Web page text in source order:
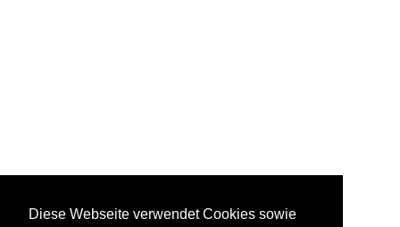
Diese Webseite verwendet Cookies sowie